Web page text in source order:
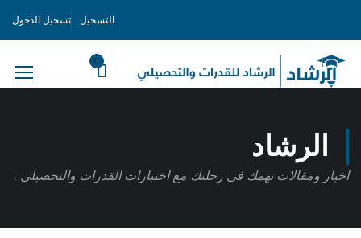
التسجيل تسجيل الدخول
0
الرشاد
اخبار ومقالات تهمك في رحلتك مع اختبارات القدرات والتحصيلي .